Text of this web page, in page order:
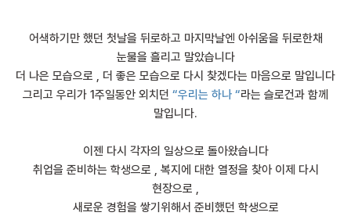
어색하기만 했던 첫날을 뒤로하고 마지막날엔 아쉬움을 뒤로한채
눈물을 흘리고 말았습니다
더 나은 모습으로 , 더 좋은 모습으로 다시 찾겠다는 마음으로 말입니다
그리고 우리가 1주일동안 외치던 “우리는 하나 “라는 슬로건과 함께
말입니다.
이젠 다시 각자의 일상으로 돌아왔습니다
취업을 준비하는 학생으로 , 복지에 대한 열정을 찾아 이제 다시
현장으로 ,
새로운 경험을 쌓기위해서 준비했던 학생으로